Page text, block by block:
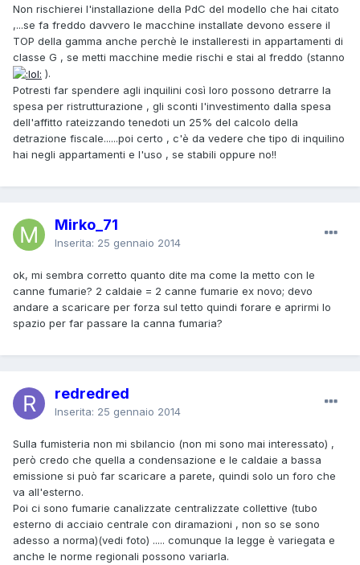
Non rischierei l'installazione della PdC del modello che hai citato
,...se fa freddo davvero le macchine installate devono essere il
TOP della gamma anche perchè le installeresti in appartamenti di
classe G , se metti macchine medie rischi e stai al freddo (stanno
).
Potresti far spendere agli inquilini così loro possono detrarre la
spesa per ristrutturazione , gli sconti l'investimento dalla spesa
dell'affitto rateizzando tenedoti un 25% del calcolo della
detrazione fiscale......poi certo , c'è da vedere che tipo di inquilino
hai negli appartamenti e l'uso , se stabili oppure no!!
Mirko_71
Inserita: 25 gennaio 2014
ok, mi sembra corretto quanto dite ma come la metto con le
canne fumarie? 2 caldaie = 2 canne fumarie ex novo; devo
andare a scaricare per forza sul tetto quindi forare e aprirmi lo
spazio per far passare la canna fumaria?
redredred
Inserita: 25 gennaio 2014
Sulla fumisteria non mi sbilancio (non mi sono mai interessato) ,
però credo che quella a condensazione e le caldaie a bassa
emissione si può far scaricare a parete, quindi solo un foro che
va all'esterno.
Poi ci sono fumarie canalizzate centralizzate collettive (tubo
esterno di acciaio centrale con diramazioni , non so se sono
adesso a norma)(vedi foto) ..... comunque la legge è variegata e
anche le norme regionali possono variarla.